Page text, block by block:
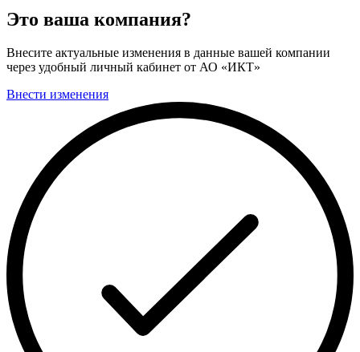
Это ваша компания?
Внесите актуальные изменения в данные вашей компании
через удобный личный кабинет от АО «ИКТ»
Внести изменения